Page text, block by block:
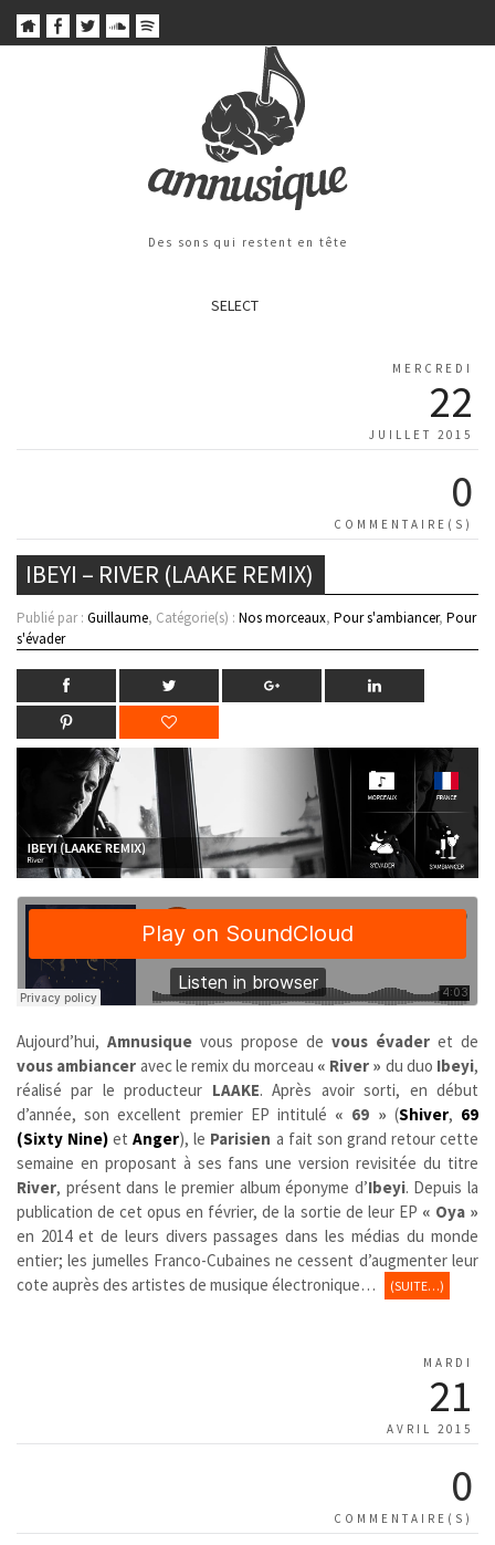
Des sons qui restent en tête
SELECT
MERCREDI
22
JUILLET 2015
0
COMMENTAIRE(S)
IBEYI – RIVER (LAAKE REMIX)
Publié par : Guillaume, Catégorie(s) : Nos morceaux, Pour s'ambiancer, Pour
s'évader
Aujourd’hui, Amnusique vous propose de vous évader et de
vous ambiancer avec le remix du morceau « River » du duo Ibeyi,
réalisé par le producteur LAAKE. Après avoir sorti, en début
d’année, son excellent premier EP intitulé « 69 » (Shiver, 69
(Sixty Nine) etAnger), le Parisien a fait son grand retour cette
semaine en proposant à ses fans une version revisitée du titre
River, présent dans le premier album éponyme d’Ibeyi. Depuis la
publication de cet opus en février, de la sortie de leur EP « Oya »
en 2014 et de leurs divers passages dans les médias du monde
entier; les jumelles Franco-Cubaines ne cessent d’augmenter leur
cote auprès des artistes de musique électronique…
(SUITE…)
MARDI
21
AVRIL 2015
0
COMMENTAIRE(S)